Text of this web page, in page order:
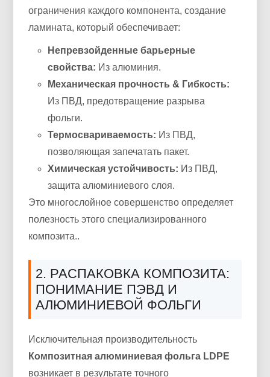
ограничения каждого компонента, создание
ламината, который обеспечивает:
Непревзойденные барьерные
свойства: Из алюминия.
Механическая прочность & Гибкость:
Из ПВД, предотвращение разрыва
фольги.
Термосвариваемость: Из ПВД,
позволяющая запечатать пакет.
Химическая устойчивость: Из ПВД,
защита алюминиевого слоя.
Это многослойное совершенство определяет
полезность этого специализированного
композита..
2. РАСПАКОВКА КОМПОЗИТА:
ПОНИМАНИЕ ПЭВД И
АЛЮМИНИЕВОЙ ФОЛЬГИ
Исключительная производительность
Композитная алюминиевая фольга LDPE
возникает в результате точного